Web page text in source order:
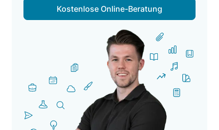
Kostenlose Online-Beratung